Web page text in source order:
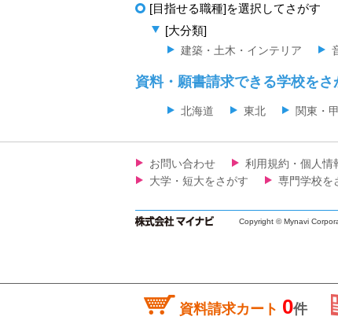
[目指せる職種]を選択してさがす
[大分類]
建築・土木・インテリア
資料・願書請求できる学校をさ
北海道 東北 関東・
お問い合わせ 利用規約・個人情
大学・短大をさがす
専門学校を
Copyright © Mynavi
資料請求カート 0件